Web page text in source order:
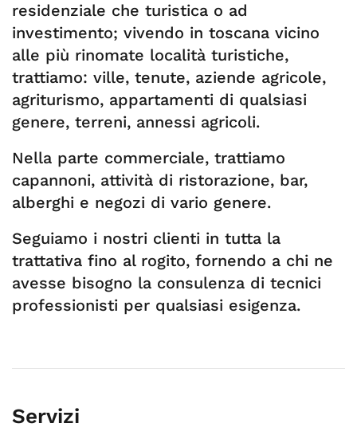
residenziale che turistica o ad
investimento; vivendo in toscana vicino
alle più rinomate località turistiche,
trattiamo: ville, tenute, aziende agricole,
agriturismo, appartamenti di qualsiasi
genere, terreni, annessi agricoli.
Nella parte commerciale, trattiamo
capannoni, attività di ristorazione, bar,
alberghi e negozi di vario genere.
Seguiamo i nostri clienti in tutta la
trattativa fino al rogito, fornendo a chi ne
avesse bisogno la consulenza di tecnici
professionisti per qualsiasi esigenza.
Servizi